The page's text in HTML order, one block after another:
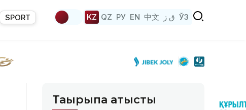
SPORT KZ QZ РУ EN 中文 ق ز ЎЗ
Тақырыпқа қатысты